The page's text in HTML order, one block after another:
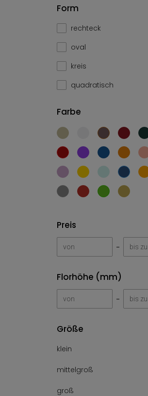
Form
rechteck
oval
kreis
quadratisch
Farbe
Preis
-
Florhöhe (mm)
-
Größe
klein
mittelgroß
groß